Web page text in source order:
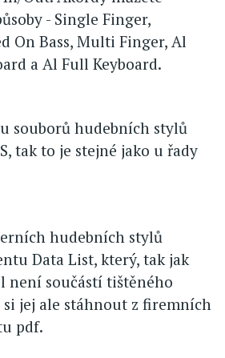
- Single Finger,
On Bass, Multi Finger, Al
a Al Full Keyboard.
souborů hudebních stylů
tak to je stejné jako u řady
hudebních stylů
Data List, který, tak jak
není součástí tištěného
jej ale stáhnout z firemních
pdf.